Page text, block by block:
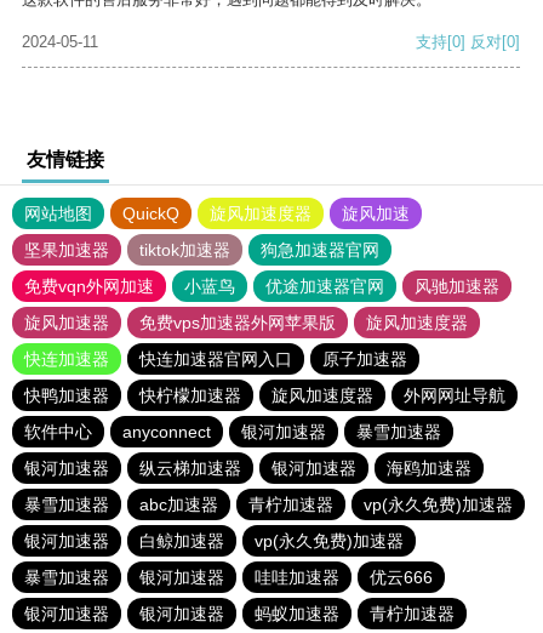
2024-05-11 支持[0] 反对[0]
友情链接
网站地图 QuickQ 旋风加速度器
旋风加速
坚果加速器
tiktok加速器
狗急加速器官网
免费vqn外网加速
小蓝鸟 优途加速器官网
风驰加速器
旋风加速器
免费vps加速器外网苹果版
旋风加速度器
快连加速器
快连加速器官网入口
原子加速器
快鸭加速器
快柠檬加速器 旋风加速度器
外网网址导航
软件中心
anyconnect 银河加速器
暴雪加速器
银河加速器
纵云梯加速器 银河加速器
海鸥加速器
暴雪加速器
abc加速器 青柠加速器
vp(永久免费)加速器
银河加速器
白鲸加速器
vp(永久免费)加速器
暴雪加速器
银河加速器 哇哇加速器
优云666
银河加速器
银河加速器 蚂蚁加速器 青柠加速器